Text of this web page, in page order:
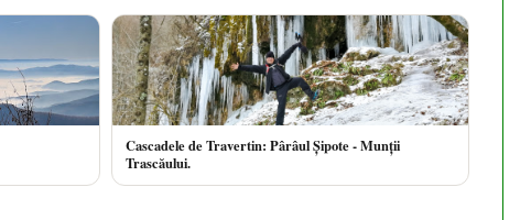
Cascadele de Travertin: Pârâul Șipote - Munții
Trascăului.